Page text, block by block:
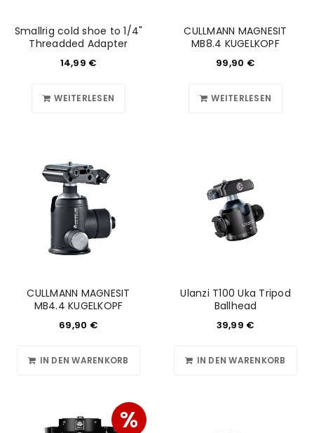
Smallrig cold shoe to 1/4"
Threadded Adapter
14,99 €
WEITERLESEN
CULLMANN MAGNESIT
MB8.4 KUGELKOPF
99,90 €
WEITERLESEN
CULLMANN MAGNESIT
MB4.4 KUGELKOPF
69,90 €
IN DEN WARENKORB
Ulanzi T100 Uka Tripod
Ballhead
39,99 €
IN DEN WARENKORB
%